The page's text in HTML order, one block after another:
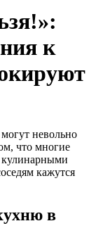
к
невольно
что многие
кулинарными
кажутся
в